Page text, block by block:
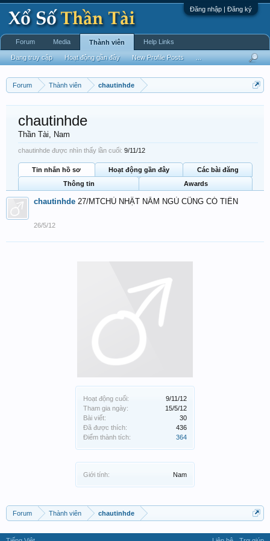
Đăng nhập | Đăng ký
Forum Thành viên chautinhde
Hoạt động cuối:
9/11/12
Tham gia ngày:
15/5/12
Bài viết:
30
Đã được thích:
436
Điểm thành tích:
364
Giới tính: Nam
chautinhde
Thần Tài, Nam
chautinhde được nhìn thấy lần cuối: 9/11/12
Tin nhắn hồ sơ Hoạt động gần đây
Các bài đăng
Thông tin
Awards
chautinhde 27/MTCHỦ NHẬT NẰM NGỦ CŨNG CÓ TIỀN
26/5/12
Forum Thành viên chautinhde
Forum Media Thành viên
Đang truy cập Hoạt động gần đây New Profile Posts
Help Links